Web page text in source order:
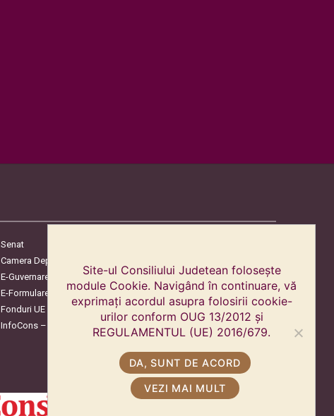
Senat
Camera Deputaților
E-Guvernare
E-Formulare
Fonduri UE
InfoCons – Protecția Consumatorilor
Site-ul Consiliului Judetean folosește
module Cookie. Navigând în continuare, vă
exprimați acordul asupra folosirii cookie-
urilor conform OUG 13/2012 și
REGULAMENTUL (UE) 2016/679.
DA, SUNT DE ACORD
VEZI MAI MULT